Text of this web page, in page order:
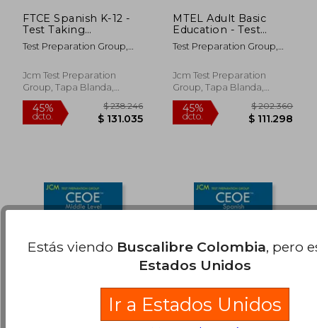
45%
dcto. $ 130.761
45%
dcto.
FTCE Spanish K-12 -
Test Taking
Strategies: FTCE 039
Exam - Free Online
Edition - The latest
strategies to pass
Inglés)
Test Preparation Group,
Jcm Test Preparation
Group, Tapa Blanda,
Nuevo
MTEL Adult Basic
Education - Test
Taking Strategies (en
Inglés)
Test Preparation Group,
Jcm Test Preparation
Group, Tapa Blanda,
Nuevo
Estás viendo Buscalibre Colombia, pero
Estados Unidos
Ir a Estados Unidos